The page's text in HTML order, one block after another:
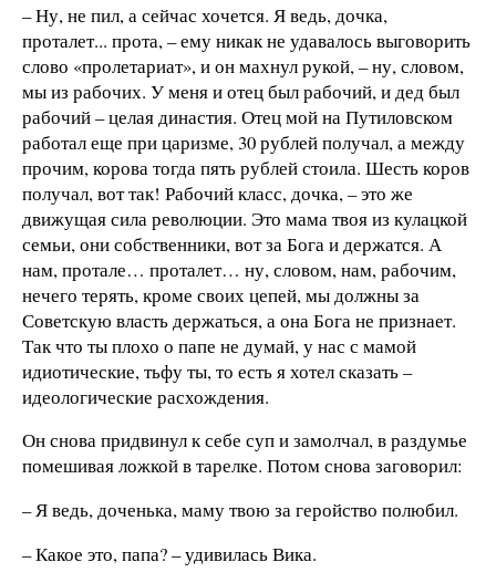
– Ну, не пил, а сейчас хочется. Я ведь, дочка,
проталет... прота, – ему никак не удавалось выговорить
слово «пролетариат», и он махнул рукой, – ну, словом,
мы из рабочих. У меня и отец был рабочий, и дед был
рабочий – целая династия. Отец мой на Путиловском
работал еще при царизме, 30 рублей получал, а между
прочим, корова тогда пять рублей стоила. Шесть коров
получал, вот так! Рабочий класс, дочка, – это же
движущая сила революции. Это мама твоя из кулацкой
семьи, они собственники, вот за Бога и держатся. А
нам, протале… проталет… ну, словом, нам, рабочим,
нечего терять, кроме своих цепей, мы должны за
Советскую власть держаться, а она Бога не признает.
Так что ты плохо о папе не думай, у нас с мамой
идиотические, тьфу ты, то есть я хотел сказать –
идеологические расхождения.
Он снова придвинул к себе суп и замолчал, в раздумье
помешивая ложкой в тарелке. Потом снова заговорил:
– Я ведь, доченька, маму твою за геройство полюбил.
– Какое это, папа? – удивилась Вика.